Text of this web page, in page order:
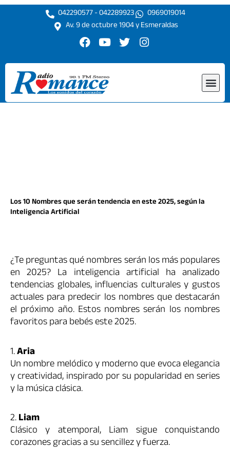
Ir
042290577 - 042289923
0969019014
Av. 9 de octubre 1904 y Esmeraldas
F
c
e
b
o
o
Y
u
t
u
b
e
T
i
r
I
s
r
Los 10 Nombres que serán tendencia en este 2025, según la
Inteligencia Artificial
¿Te preguntas qué nombres serán los más populares
en 2025? La inteligencia artificial ha analizado
tendencias globales, influencias culturales y gustos
actuales para predecir los nombres que destacarán
el próximo año. Estos nombres serán los nombres
favoritos para bebés este 2025.
1.Aria
Un nombre melódico y moderno que evoca elegancia
y creatividad, inspirado por su popularidad en series
y la música clásica.
2.Liam
Clásico y atemporal, Liam sigue conquistando
corazones gracias a su sencillez y fuerza.